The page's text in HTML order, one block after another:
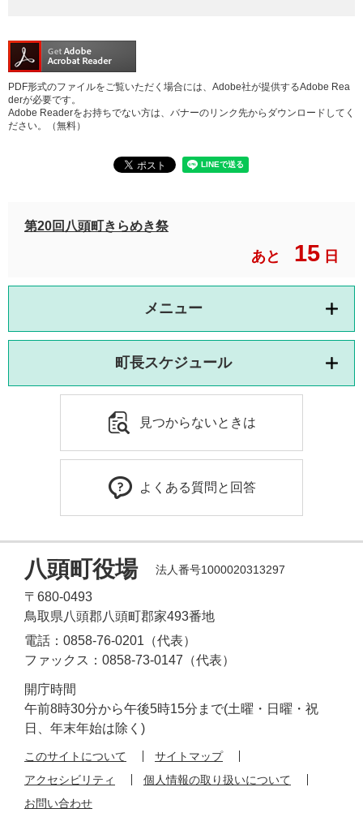
PDF形式のファイルをご覧いただく場合には、Adobe社が提供するAdobe Rea
derが必要です。
Adobe Readerをお持ちでない方は、バナーのリンク先からダウンロードしてく
ださい。（無料）
第20回八頭町きらめき祭
あと 15 日
メニュー
町長スケジュール
見つからないときは
よくある質問と回答
八頭町役場 法人番号1000020313297
〒680-0493
鳥取県八頭郡八頭町郡家493番地
電話：0858-76-0201（代表）
ファックス：0858-73-0147（代表）
開庁時間
午前8時30分から午後5時15分まで(土曜・日曜・祝
日、年末年始は除く)
このサイトについて
サイトマップ
アクセシビリティ
個人情報の取り扱いについて
お問い合わせ